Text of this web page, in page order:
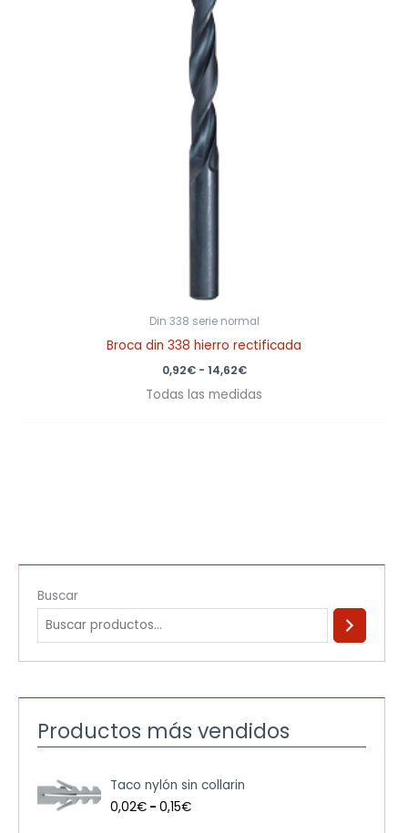
Buscar
Productos más vendidos
Taco nylón sin collarin
0,02€ - 0,15€
a
n
Din 338 serie normal
Broca din 338 hierro rectificada
0,92€ - 14,62€
Todas las medidas